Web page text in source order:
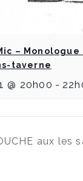
–
taverne
@ 20h00 -
aux les